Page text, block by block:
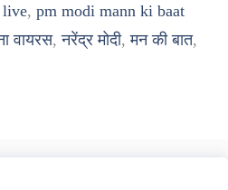
live, pm modi mann ki baat
वायरस,नरेंद्र मोदी,मन की बात,